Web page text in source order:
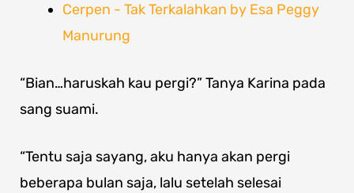
Cerpen - Tak Terkalahkan by Esa Peggy
Manurung
“Bian…haruskah kau pergi?” Tanya Karina pada
sang suami.
“Tentu saja sayang, aku hanya akan pergi
beberapa bulan saja, lalu setelah selesai